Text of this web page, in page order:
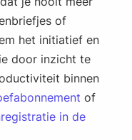
of
het initiatief en
door inzicht te
binnen
of
in de